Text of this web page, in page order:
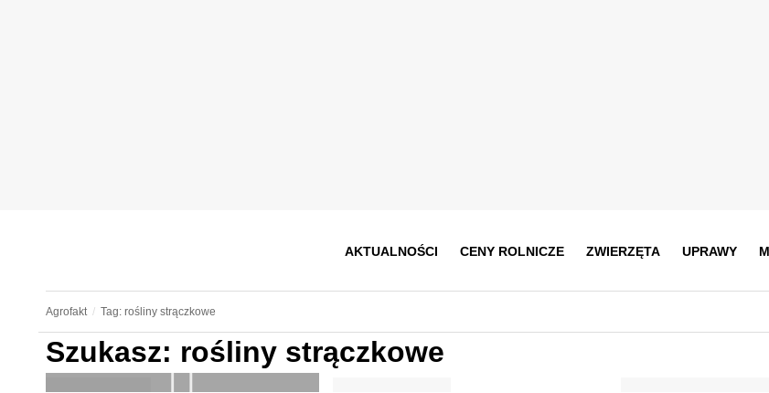
AKTUALNOŚCI CENY ROLNICZE ZWIERZĘTA UPRAWY
Agrofakt Tag: rośliny strączkowe
Szukasz: rośliny strączkowe